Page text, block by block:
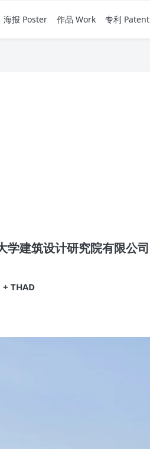
海报 Poster 作品 Work 专利 Patent
学建筑设计研究院有限公司
THAD